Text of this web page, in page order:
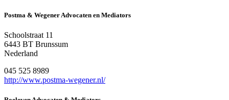
Postma & Wegener Advocaten en Mediators
Schoolstraat 11
6443 BT Brunssum
Nederland
045 525 8989
http://www.postma-wegener.nl/